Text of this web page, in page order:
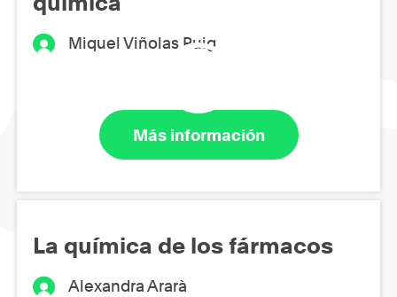
Miquel Viñolas Puig
Más información
La química de los fármacos
Alexandra Ararà